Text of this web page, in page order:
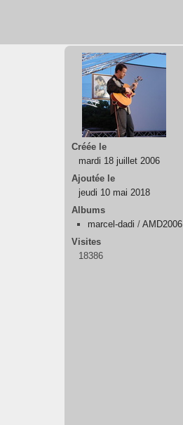
Créée le
mardi 18 juillet 2006
Ajoutée le
jeudi 10 mai 2018
Albums
marcel-dadi / AMD2006
Visites
18386